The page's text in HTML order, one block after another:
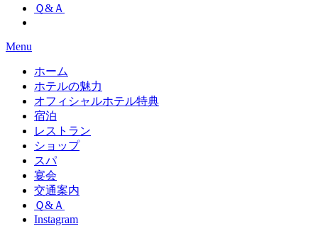
Ｑ&Ａ
Menu
ホーム
ホテルの魅力
オフィシャルホテル特典
宿泊
レストラン
ショップ
スパ
宴会
交通案内
Ｑ&Ａ
Instagram